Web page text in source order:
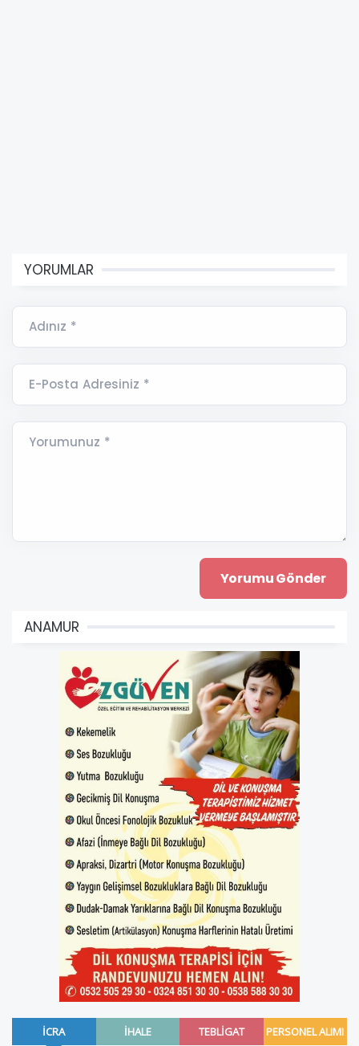
YORUMLAR
Adınız *
E-Posta Adresiniz *
Yorumunuz *
ANAMUR